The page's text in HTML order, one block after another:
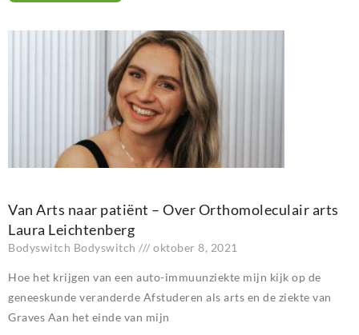
Van Arts naar patiënt – Over Orthomoleculair arts
Laura Leichtenberg
Bodyswitch Bodyswitch oktober 8, 2021
Hoe het krijgen van een auto-immuunziekte mijn kijk op de
geneeskunde veranderde Afstuderen als arts en de ziekte van
Graves Aan het einde van mijn